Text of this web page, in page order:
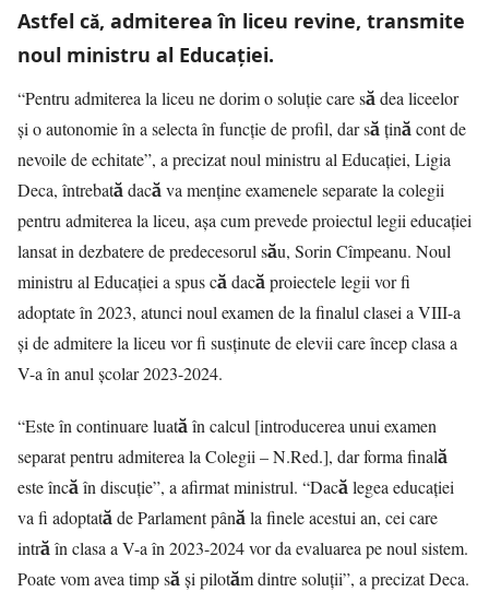
Astfel că, admiterea în liceu revine, transmite
noul ministru al Educaţiei.
“Pentru admiterea la liceu ne dorim o soluție care să dea liceelor
și o autonomie în a selecta în funcție de profil, dar să țină cont de
nevoile de echitate”, a precizat noul ministru al Educației, Ligia
Deca, întrebată dacă va menține examenele separate la colegii
pentru admiterea la liceu, așa cum prevede proiectul legii educației
lansat in dezbatere de predecesorul său, Sorin Cîmpeanu. Noul
ministru al Educației a spus că dacă proiectele legii vor fi
adoptate în 2023, atunci noul examen de la finalul clasei a VIII-a
și de admitere la liceu vor fi susținute de elevii care încep clasa a
V-a în anul școlar 2023-2024.
“Este în continuare luată în calcul [introducerea unui examen
separat pentru admiterea la Colegii – N.Red.], dar forma finală
este încă în discuție”, a afirmat ministrul. “Dacă legea educației
va fi adoptată de Parlament până la finele acestui an, cei care
intră în clasa a V-a în 2023-2024 vor da evaluarea pe noul sistem.
Poate vom avea timp să și pilotăm dintre soluții”, a precizat Deca.